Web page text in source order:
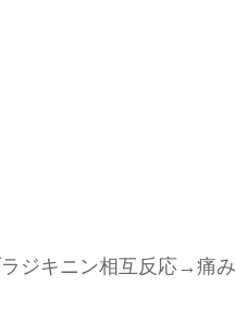
ジキニン相互反応→痛